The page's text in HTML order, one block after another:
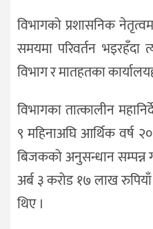
विभागको प्रशासनिक
समयमा परिवर्तन
विभाग र मातहतका
विभागका तात्कालीन
९ महिनाअघि आर्थिक वर्ष
बिजकको अनुसन्धान सम्पन्न
अर्ब ३ करोड १७ लाख
थिए ।